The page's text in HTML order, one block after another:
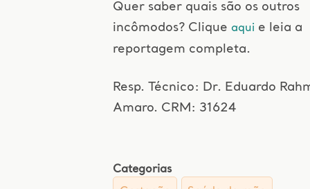
Quer saber quais são os outros
incômodos? Clique aqui e leia a
reportagem completa.
Resp. Técnico: Dr. Eduardo
Amaro. CRM: 31624
Categorias